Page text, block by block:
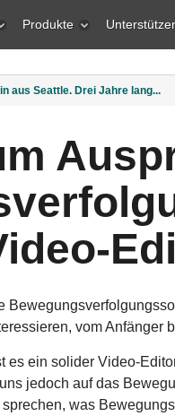
Produkte
Lernen Sie das gr...
vom Anfänger
ein solider Video-
jedoch auf das
was